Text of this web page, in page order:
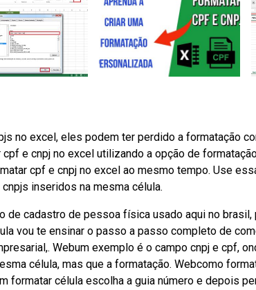
no excel, eles podem ter perdido a formatação
e cnpj no excel utilizando a opção de
cpf e cnpj no excel ao mesmo tempo. Use
inseridos na mesma célula.
de cadastro de pessoa física usado aqui no
vou te ensinar o passo a passo completo de
Webum exemplo é o campo cnpj e cpf,
célula, mas que a formatação. Webcomo
formatar célula escolha a guia número e depois